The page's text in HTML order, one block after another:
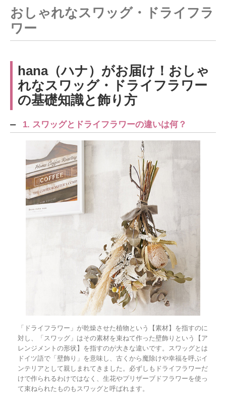
おしゃれなスワッグ・ドライフラ
ワー
hana（ハナ）がお届け！おしゃ
れなスワッグ・ドライフラワー
の基礎知識と飾り方
1. スワッグとドライフラワーの違いは何？
「ドライフラワー」が乾燥させた植物という【素材】を指すのに
対し、「スワッグ」はその素材を束ねて作った壁飾りという【ア
レンジメントの形状】を指すのが大きな違いです。スワッグとは
ドイツ語で「壁飾り」を意味し、古くから魔除けや幸福を呼ぶイ
ンテリアとして親しまれてきました。必ずしもドライフラワーだ
けで作られるわけではなく、生花やプリザーブドフラワーを使っ
て束ねられたものもスワッグと呼ばれます。